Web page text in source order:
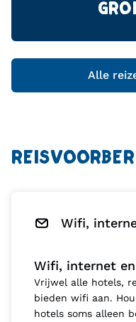
Alle
Wifi,
Wifi, internet
Vrijwel alle hotels,
bieden wifi aan.
hotels soms alleen